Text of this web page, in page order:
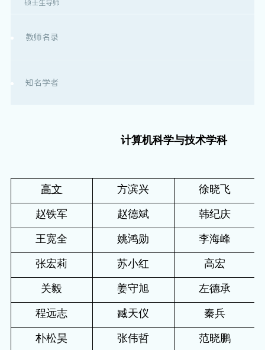
硕士生导师
教师名录
知名学者
计算机科学与技术学科
高文 方滨兴 徐晓飞
赵铁军 赵德斌 韩纪庆
王宽全 姚鸿勋 李海峰
张宏莉 苏小红 高宏
关毅 姜守旭 左德承
程远志 臧天仪 秦兵
朴松昊 张伟哲 范晓鹏